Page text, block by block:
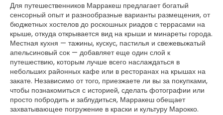
Для путешественников Марракеш предлагает богатый
сенсорный опыт и разнообразные варианты размещения, от
бюджетных хостелов до роскошных риадов с террасами на
крыше, откуда открывается вид на крыши и минареты города.
Местная кухня — тажины, кускус, пастилья и свежевыжатый
апельсиновый сок — добавляет еще один слой к
путешествию, которым лучше всего наслаждаться в
небольших районных кафе или в ресторанах на крышах на
закате. Независимо от того, приезжаете ли вы за покупками,
чтобы познакомиться с историей, сделать фотографии или
просто побродить и заблудиться, Марракеш обещает
захватывающее погружение в краски и культуру Марокко.